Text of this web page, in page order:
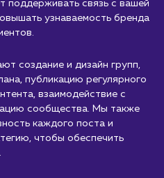
более
коммуникации,
сетях может не быть